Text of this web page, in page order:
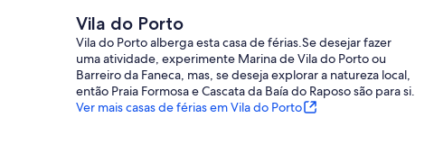
Vila do Porto
Vila do Porto alberga esta casa de férias.Se desejar fazer
uma atividade, experimente Marina de Vila do Porto ou
Barreiro da Faneca, mas, se deseja explorar a natureza local,
então Praia Formosa e Cascata da Baía do Raposo são para si.
Ver mais casas de férias em Vila do Porto